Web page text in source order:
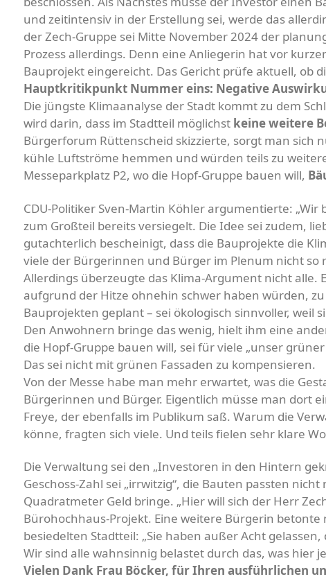
und zeitintensiv in der Erstellung sei, werde das
der Zech-Gruppe sei Mitte November 2024 der
Prozess allerdings. Denn eine Anliegerin hat vor
Bauprojekt eingereicht. Das Gericht prüfe aktuell, ob
Hauptkritikpunkt Nummer eins: Negative
Die jüngste Klimaanalyse der Stadt kommt zu dem
wird darin, dass im Stadtteil möglichst keine weitere
Bürgerforum Rüttenscheid skizzierte, sorgt man sich
kühle Luftströme hemmen und würden teils zu
Messeparkplatz P2, wo die Hopf-Gruppe bauen will,
CDU-Politiker Sven-Martin Köhler argumentierte:
zum Großteil bereits versiegelt. Die Idee sei zudem,
gutachterlich bescheinigt, dass die Bauprojekte die
viele der Bürgerinnen und Bürger im Plenum nicht so
Allerdings überzeugte das Klima-Argument nicht alle.
aufgrund der Hitze ohnehin schwer haben würden,
Bauprojekten geplant – sei ökologisch sinnvoller, weil
Den Anwohnern bringe das wenig, hielt ihm eine
die Hopf-Gruppe bauen will, sei für viele „unser
Das sei nicht mit grünen Fassaden zu kompensieren.
Von der Messe habe man mehr erwartet, was die
Bürgerinnen und Bürger. Eigentlich müsse man dort
Freye, der ebenfalls im Publikum saß. Warum die
könne, fragten sich viele. Und teils fielen sehr klare
Die Verwaltung sei den „Investoren in den Hintern
Geschoss-Zahl sei „irrwitzig“, die Bauten passten
Quadratmeter Geld bringe. „Hier will sich der Herr
Bürohochhaus-Projekt. Eine weitere Bürgerin
besiedelten Stadtteil: „Sie haben außer Acht
Wir sind alle wahnsinnig belastet durch das, was hier
Vielen Dank Frau Böcker, für Ihren ausführlichen